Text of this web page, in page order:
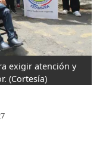
exigir atención y
(Cortesía)